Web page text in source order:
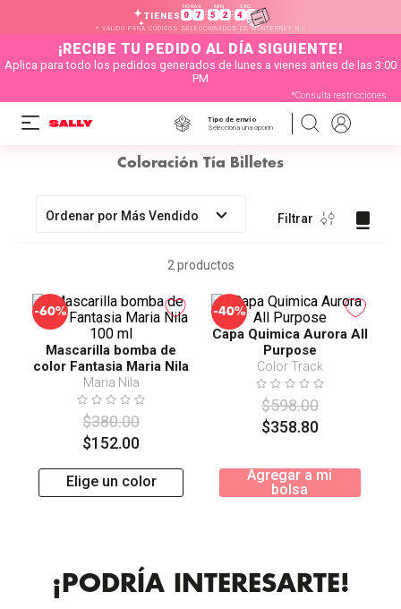
TIENES
HORAS
0 7 :
MIN
5 2 :
SEG
4 1
* VÁLIDO PARA CÓDIGOS SELECCIONADOS DE MONTERREY N.L
¡RECIBE TU PEDIDO AL DÍA SIGUIENTE!
Aplica para todo los pedidos generados de lunes a vienes antes de las 3:00
PM
*Consulta restricciones
Tipo de envío
Selecciona una opción
Coloración Tía Billetes
Ordenar por Más Vendido Filtrar
2 productos
-60%
Mascarilla bomba de
color Fantasia Maria Nila
100 ml
Maria Nila
$380.00
$152.00
Elige un color
-40%
Capa Quimica Aurora All
Purpose
Color Track
$598.00
$358.80
Agregar a mi
bolsa
¡PODRÍA INTERESARTE!